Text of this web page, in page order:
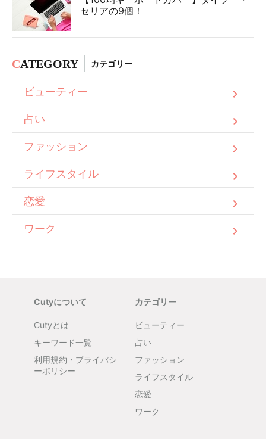
セリアの9個！
CATEGORY カテゴリー
ビューティー
占い
ファッション
ライフスタイル
恋愛
ワーク
Cutyについて
Cutyとは
キーワード一覧
利用規約・プライバシ
ーポリシー
カテゴリー
ビューティー
占い
ファッション
ライフスタイル
恋愛
ワーク